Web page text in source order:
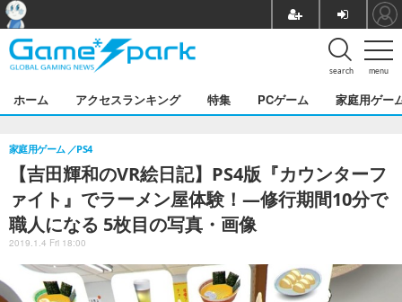
menu
search
ホーム アクセスランキング 特集 PCゲーム 家庭用ゲー
【吉田輝和のVR絵日記】PS4版『カウンターフ
ァイト』でラーメン屋体験！―修行期間10分で
職人になる 5枚目の写真・画像
家庭用ゲーム PS4
2019.1.4 Fri 18:00